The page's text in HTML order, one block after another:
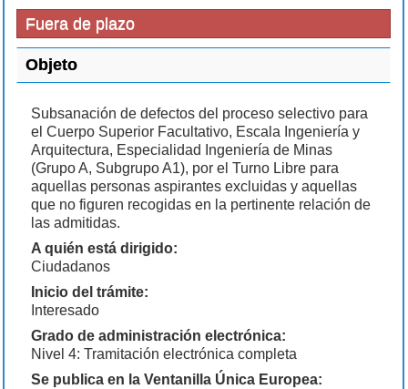
Fuera de plazo
Objeto
Subsanación de defectos del proceso selectivo para
el Cuerpo Superior Facultativo, Escala Ingeniería y
Arquitectura, Especialidad Ingeniería de Minas
(Grupo A, Subgrupo A1), por el Turno Libre para
aquellas personas aspirantes excluidas y aquellas
que no figuren recogidas en la pertinente relación de
las admitidas.
A quién está dirigido:
Ciudadanos
Inicio del trámite:
Interesado
Grado de administración electrónica:
Nivel 4: Tramitación electrónica completa
Se publica en la Ventanilla Única Europea: